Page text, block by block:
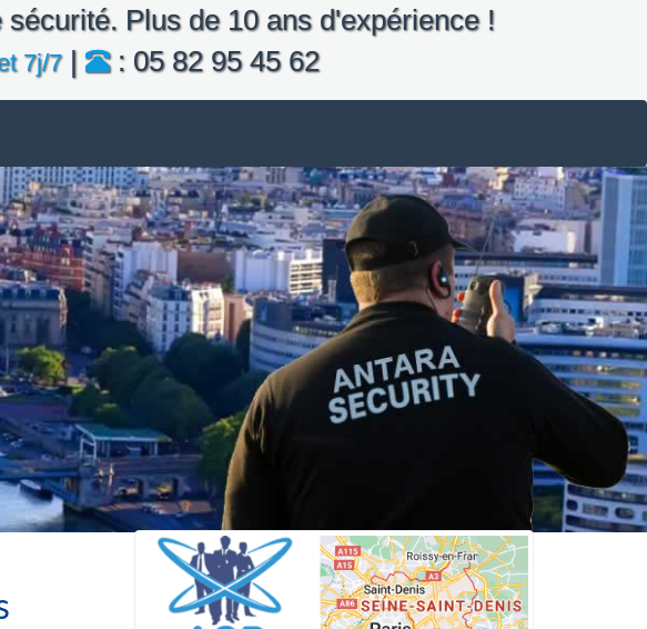
Plus de 10 ans d'expérience !
7j/7| : 05 82 95 45 62